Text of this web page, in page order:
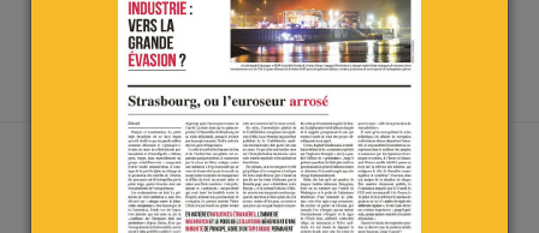
actualitéà travers des informations qu’on ne
trouve pas si souvent ailleurs…